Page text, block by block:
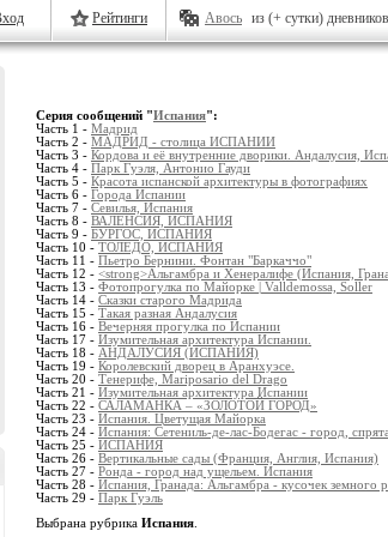
Рейтинги Авось из (+ сутки) дневников
Серия сообщений "Испания":
Часть 1 - Мадрид
Часть 2 - МАДРИД - столица ИСПАНИИ
Часть 3 - Кордова и её внутренние дворики. Андалусия,
Часть 4 - Парк Гуэля, Антонио Гауди
Часть 5 - Красота испанской архитектуры в фотографиях
Часть 6 - Города Испании
Часть 7 - Севилья, Испания
Часть 8 - ВАЛЕНСИЯ, ИСПАНИЯ
Часть 9 - БУРГОС, ИСПАНИЯ
Часть 10 - ТОЛЕДО, ИСПАНИЯ
Часть 11 - Пьетро Бернини. Фонтан "Баркаччо"
Часть 12 - <strong>Альгамбра и Хенералифе (Испания,
Часть 13 - Фотопрогулка по Майорке | Valldemossa, Soller
Часть 14 - Сказки старого Мадрида
Часть 15 - Такая разная Андалусия
Часть 16 - Вечерняя прогулка по Испании
Часть 17 - Изумительная архитектура Испании.
Часть 18 - АНДАЛУСИЯ (ИСПАНИЯ)
Часть 19 - Королевский дворец в Аранхуэсе.
Часть 20 - Тенерифе, Mariposario del Drago
Часть 21 - Изумительная архитектура Испании
Часть 22 - САЛАМАНКА – «ЗОЛОТОЙ ГОРОД»
Часть 23 - Испания. Цветущая Майорка
Часть 24 - Испания: Сетениль-де-лас-Бодегас - город,
Часть 25 - ИСПАНИЯ
Часть 26 - Вертикальные сады (Франция, Англия, Испания)
Часть 27 - Ронда - город над ущельем. Испания
Часть 28 - Испания, Гранада: Альгамбра - кусочек земного
Часть 29 - Парк Гуэль
Выбрана рубрика Испания